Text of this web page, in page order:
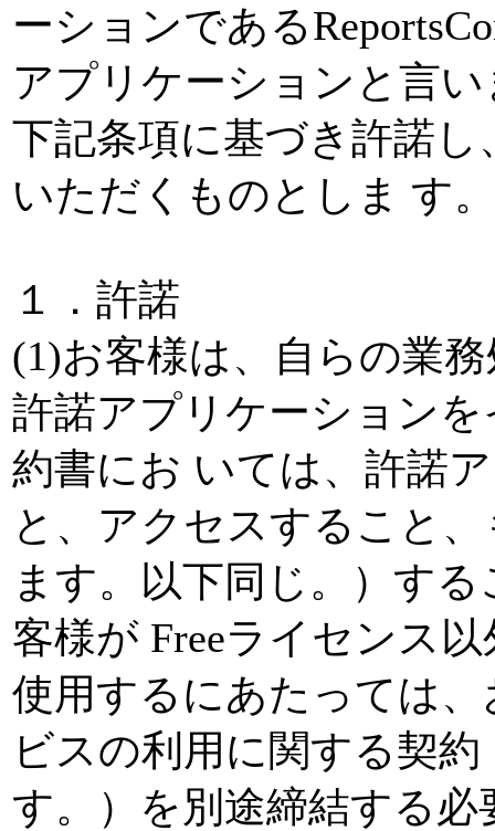
ーションである
アプリケーションと言
下記条項に基づき許諾
いただくものとしま す。
１．許諾
(1)お客様は、自らの業
許諾アプリケーション
約書にお いては、許諾
と、アクセスすること
ます。以下同じ。）す
客様が Freeライセンス
使用するにあたっては
ビスの利用に関する契
す。）を別途締結する